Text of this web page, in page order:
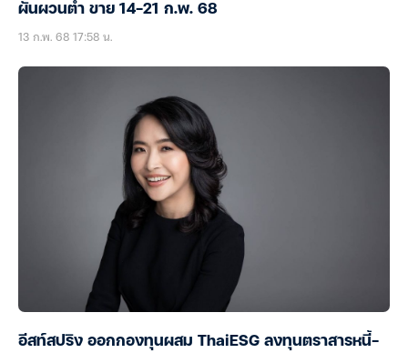
ผันผวนต่ำ ขาย 14-21 ก.พ. 68
13 ก.พ. 68 17:58 น.
อีสท์สปริง ออกกองทุนผสม ThaiESG ลงทุนตราสารหนี้-